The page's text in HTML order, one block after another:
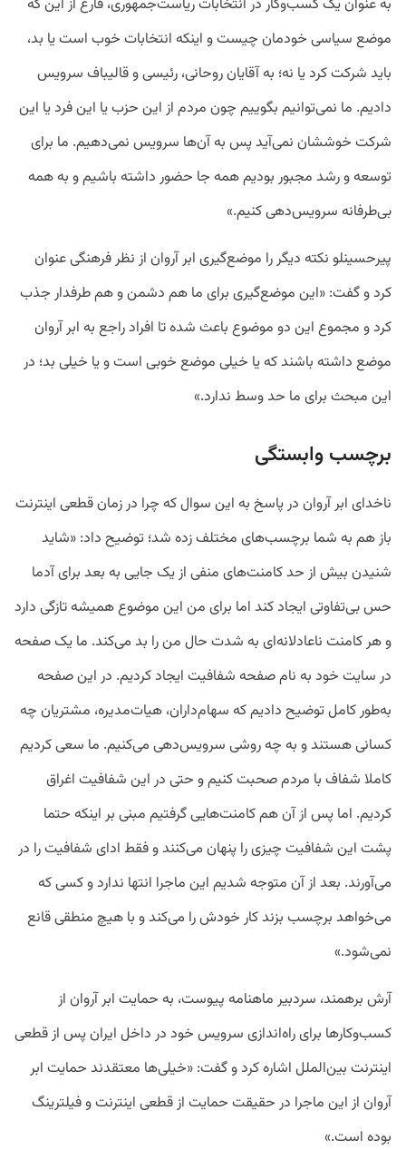
به عنوان یک کسب‌وکار در انتخابات ریاست‌جمهوری، فارغ از این که
موضع سیاسی خودمان چیست و اینکه انتخابات خوب است یا بد،
باید شرکت کرد یا نه؛ به آقایان روحانی، رئیسی و قالیباف سرویس‌
دادیم. ما نمی‌توانیم بگوییم چون مردم از این حزب یا این فرد یا این
شرکت خوششان نمی‌آید پس به آن‌ها سرویس‌ نمی‌دهیم. ما برای
توسعه و رشد مجبور بودیم همه جا حضور داشته باشیم و به همه
بی‌طرفانه سرویس‌دهی کنیم.»
پیرحسینلو نکته دیگر را موضع‌گیری ابر آروان از نظر فرهنگی عنوان
کرد و گفت: «این موضع‌گیری برای ما هم دشمن و هم طرفدار جذب
کرد و مجموع این دو موضوع باعث شده تا افراد راجع به ابر آروان
موضع داشته باشند که یا خیلی موضع خوبی است و یا خیلی بد؛ در
این مبحث برای ما حد وسط ندارد.»
برچسب وابستگی
ناخدای ابر آروان در پاسخ به این سوال که چرا در زمان قطعی اینترنت
باز هم به شما برچسب‌های مختلف زده شد؛ توضیح داد: «شاید
شنیدن بیش از حد کامنت‌های منفی از یک جایی به بعد برای آدما
حس بی‌تفاوتی ایجاد کند اما برای من این موضوع همیشه تازگی دارد
و هر کامنت ناعادلانه‌ای به شدت حال من را بد می‌کند. ما یک صفحه
در سایت خود به نام صفحه شفافیت ایجاد کردیم. در این صفحه
به‌طور کامل توضیح دادیم که سهام‌داران، هیات‌مدیره، مشتریان چه
کسانی هستند و به چه روشی سرویس‌دهی می‌کنیم. ما سعی کردیم
کاملا شفاف با مردم صحبت کنیم و حتی در این شفافیت اغراق
کردیم. اما پس از آن هم کامنت‌هایی گرفتیم مبنی بر اینکه حتما
پشت این شفافیت چیزی را پنهان می‌کنند و فقط ادای شفافیت را در
می‌آورند. بعد از آن متوجه شدیم این ماجرا انتها ندارد و کسی که
می‌خواهد برچسب بزند کار خودش را می‌کند و با هیچ منطقی قانع
نمی‌شود.»
آرش برهمند، سردبیر ماهنامه پیوست، به حمایت ابر آروان از
کسب‌وکار‌ها برای راه‌اندازی سرویس خود در داخل ایران پس از قطعی
اینترنت بین‌الملل اشاره کرد و گفت: «خیلی‌ها معتقدند حمایت ابر
آروان از این ماجرا در حقیقت حمایت از قطعی اینترنت و فیلترینگ
بوده است.»